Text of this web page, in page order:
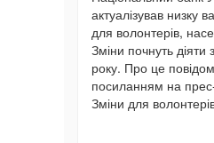
актуалізував низку
для волонтерів,
Зміни почнуть
року. Про це
посиланням на
Зміни для